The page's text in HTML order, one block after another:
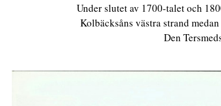
Under slutet av 1700-talet och
Kolbäcksåns västra strand
Den